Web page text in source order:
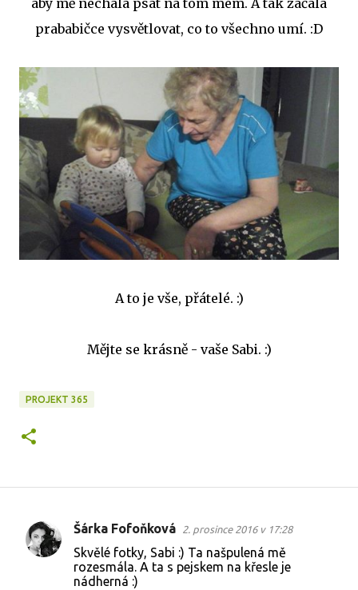
aby mě nechala psát na tom mém. A tak začala
prababičce vysvětlovat, co to všechno umí. :D
A to je vše, přátelé. :)
Mějte se krásně - vaše Sabi. :)
PROJEKT 365
K
Šárka Fofoňková 2. prosince 2016 v 17:28
Skvělé fotky, Sabi :) Ta našpulená mě
rozesmála. A ta s pejskem na křesle je
nádherná :)